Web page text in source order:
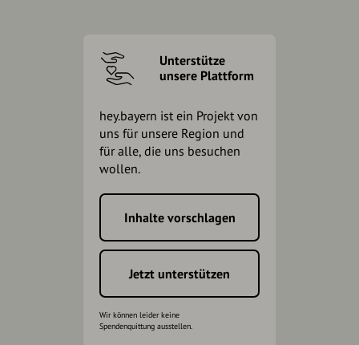
Unterstütze
unsere Plattform
hey.bayern ist ein Projekt von
uns für unsere Region und
für alle, die uns besuchen
wollen.
Inhalte vorschlagen
Jetzt unterstützen
Wir können leider keine
Spendenquittung ausstellen.